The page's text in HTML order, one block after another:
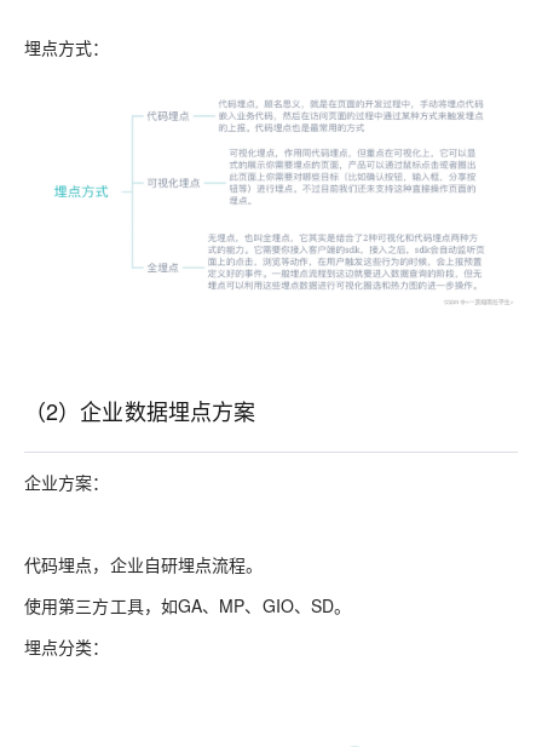
埋点方式：
（2）企业数据埋点方案
企业方案：
代码埋点，企业自研埋点流程。
使用第三方工具，如GA、MP、GIO、SD。
埋点分类：